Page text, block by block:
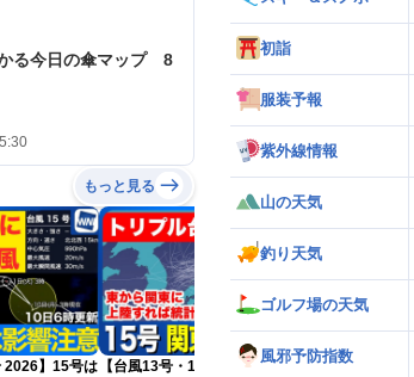
る今日の傘マップ 8
もっと見る
2026】15号は 【台風13号・15号・16号 2026】15号は
【お盆
初詣
服装予報
紫外線情報
山の天気
釣り天気
ゴルフ場の天気
風邪予防指数